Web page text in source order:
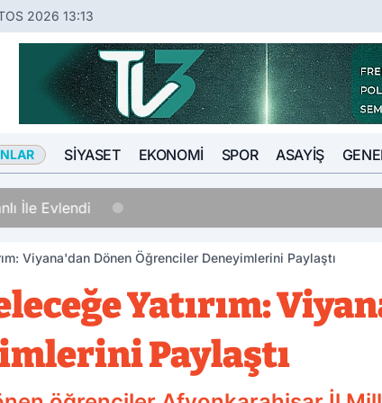
2026 13:13
SIYASET EKONOMI SPOR ASAYIŞ
İle Evlendi
Viyana'dan Dönen Öğrenciler Deneyimlerini Paylaştı
Yatırım:
Paylaştı